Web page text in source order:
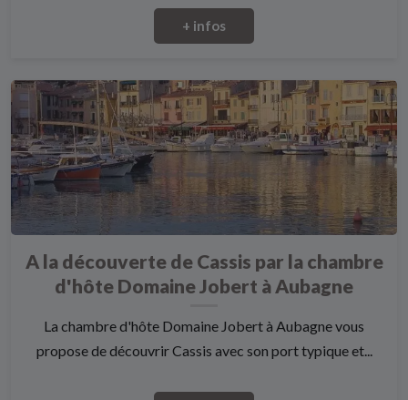
+ infos
A la découverte de Cassis par la chambre
d'hôte Domaine Jobert à Aubagne
La chambre d'hôte Domaine Jobert à Aubagne vous
propose de découvrir Cassis avec son port typique et...